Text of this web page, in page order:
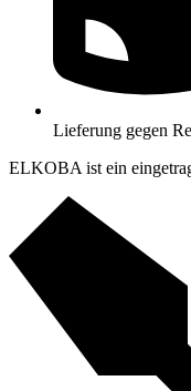
Lieferung gegen
ELKOBA ist ein